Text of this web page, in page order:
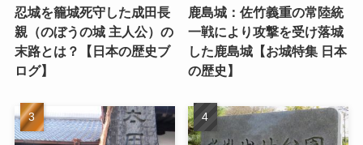
忍城を籠城死守した成田長
親（のぼうの城 主人公）の
末路とは？【日本の歴史ブ
ログ】
鹿島城：佐竹義重の常陸統
一戦により攻撃を受け落城
した鹿島城【お城特集 日本
の歴史】